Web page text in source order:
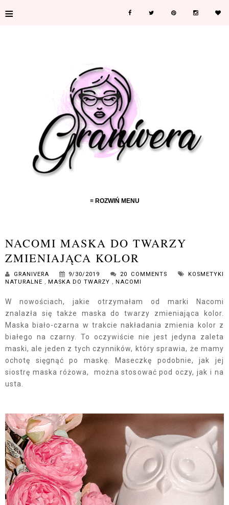
≡
≡ ROZWIŃ MENU
NACOMI MASKA DO TWARZY
ZMIENIAJĄCA KOLOR
GRANIVERA 9/30/2019 20 COMMENTS
KOSMETYKI
NATURALNE , MASKA DO TWARZY , NACOMI
W nowościach, jakie otrzymałam od marki Nacomi
znalazła się także maska do twarzy zmieniająca kolor.
Maska biało-czarna w trakcie nakładania zmienia kolor z
białego na czarny. To oczywiście nie jest jedyna zaleta
maski, ale jeden z tych czynników, który sprawia, że mamy
ochotę sięgnąć po maskę. Maseczkę podobnie, jak jej
siostrę maska różowa, można stosować pod oczy, jak i na
usta.